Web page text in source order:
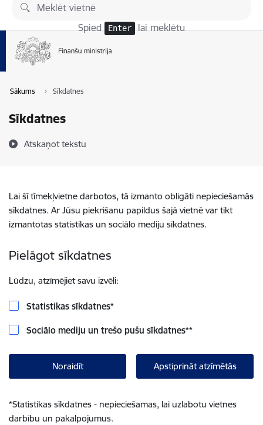
Pāriet uz lapas saturu
Spied Enter lai meklētu
Sākums Sīkdatnes
Sīkdatnes
Atskaņot tekstu
Lai šī tīmekļvietne darbotos, tā izmanto obligāti nepieciešamās
sīkdatnes. Ar Jūsu piekrišanu papildus šajā vietnē var tikt
izmantotas statistikas un sociālo mediju sīkdatnes.
Pielāgot sīkdatnes
Lūdzu, atzīmējiet savu izvēli:
Statistikas sīkdatnes*
Sociālo mediju un trešo pušu sīkdatnes**
Noraidīt Apstiprināt atzīmētās
*Statistikas sīkdatnes - nepieciešamas, lai uzlabotu vietnes
darbību un pakalpojumus.